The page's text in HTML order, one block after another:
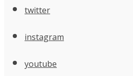
twitter
instagram
youtube